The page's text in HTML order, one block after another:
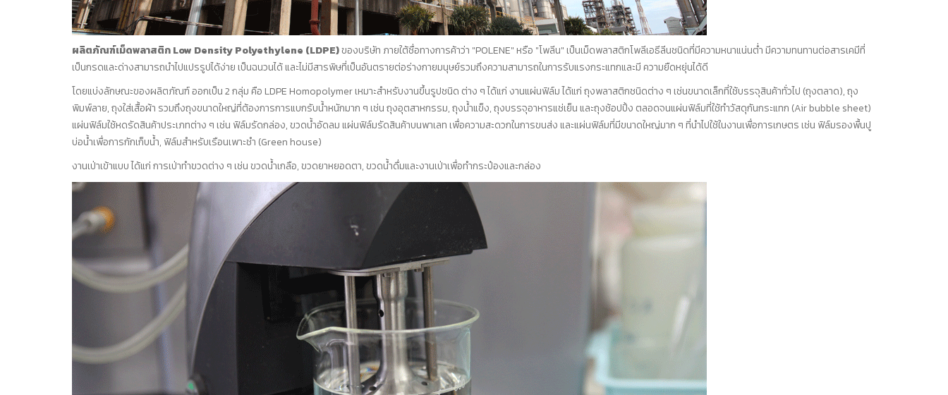
ผลิตภัณฑ์เม็ดพลาสติก Low Density Polyethylene (LDPE)ของบริษัท ภายใต้ชื่อทางการค้าว่า "POLENE" หรือ "โพลีน" เป็นเม็ดพลาสติกโพลีเอธีลีนชนิดที่มีความหนาแน่นต่ำ มีความทนทานต่อสารเคมีที่
เป็นกรดและด่างสามารถนำไปแปรรูปได้ง่าย เป็นฉนวนได้ และไม่มีสารพิษที่เป็นอันตรายต่อร่างกายมนุษย์รวมถึงความสามารถในการรับแรงกระแทกและมี ความยืดหยุ่นได้ดี
โดยแบ่งลักษณะของผลิตภัณฑ์ ออกเป็น 2 กลุ่ม คือ LDPE Homopolymer เหมาะสำหรับงานขึ้นรูปชนิด ต่าง ๆ ได้แก่ งานแผ่นฟิล์ม ได้แก่ ถุงพลาสติกชนิดต่าง ๆ เช่นขนาดเล็กที่ใช้บรรจุสินค้าทั่วไป (ถุงตลาด), ถุง
พิมพ์ลาย, ถุงใส่เสื้อผ้า รวมถึงถุงขนาดใหญ่ที่ต้องการการแบกรับน้ำหนักมาก ๆ เช่น ถุงอุตสาหกรรม, ถุงน้ำแข็ง, ถุงบรรจุอาหารแช่เย็น และถุงช้อปปิ้ง ตลอดจนแผ่นฟิล์มที่ใช้ทำวัสดุกันกระแทก (Air bubble sheet)
แผ่นฟิล์มใช้หดรัดสินค้าประเภทต่าง ๆ เช่น ฟิล์มรัดกล่อง, ขวดน้ำอัดลม แผ่นฟิล์มรัดสินค้าบนพาเลท เพื่อความสะดวกในการขนส่ง และแผ่นฟิล์มที่มีขนาดใหญ่มาก ๆ ที่นำไปใช้ในงานเพื่อการเกษตร เช่น ฟิล์มรองพื้นปู
บ่อน้ำเพื่อการกักเก็บน้ำ, ฟิล์มสำหรับเรือนเพาะชำ (Green house)
งานเป่าเข้าแบบ ได้แก่ การเป่าทำขวดต่าง ๆ เช่น ขวดน้ำเกลือ, ขวดยาหยอดตา, ขวดน้ำดื่มและงานเป่าเพื่อทำกระป๋องและกล่อง